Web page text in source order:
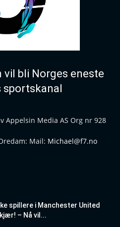
vil bli Norges eneste
sportskanal
Appelsin Media AS Org nr 928
Mail: Michael@f7.no
spillere i Manchester United
– Nå vil...